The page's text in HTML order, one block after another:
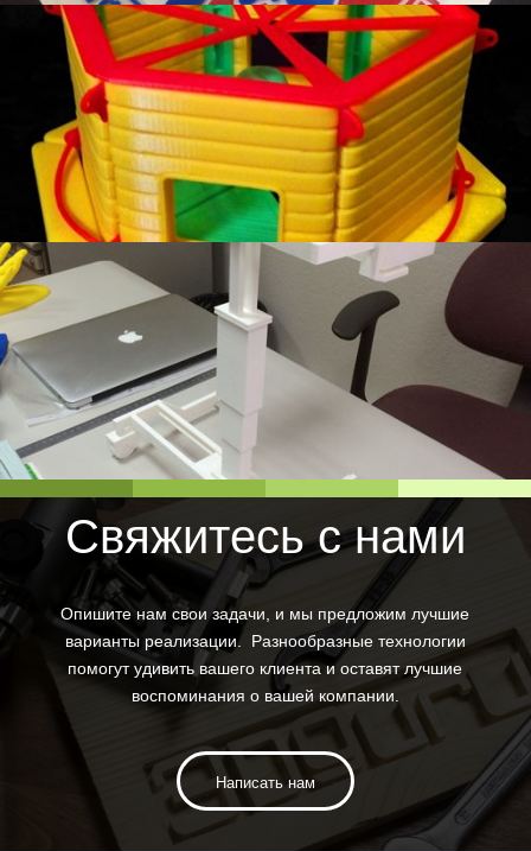
Свяжитесь с нами
Опишите нам свои задачи, и мы предложим лучшие
варианты реализации. Разнообразные технологии
помогут удивить вашего клиента и оставят лучшие
воспоминания о вашей компании.
Написать нам